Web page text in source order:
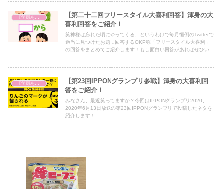
【第二十二回フリースタイル大喜利回答】渾身の大
喜利回答をご紹介！
笑神様は忘れた頃にやってくる、というわけで毎月恒例のTwitterで
適当に見つけたお題に回答するOKP称「フリースタイル大喜利」
の回答をまとめてご紹介します！もし面白い回答があればぜひいい
【第23回IPPONグランプリ参戦】渾身の大喜利回
答をご紹介！
みなさん、最近笑ってますか？今回はIPPONグランプリ2020、
2020年6月13日放送の第23回IPPONグランプリで投稿したネタを
紹介します！